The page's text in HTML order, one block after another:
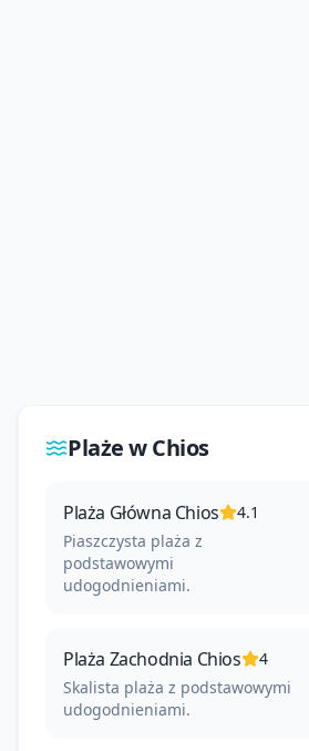
Plaże wChios
Plaża Główna Chios
4.1
Piaszczysta plaża z
podstawowymi
udogodnieniami.
Plaża Zachodnia Chios
4
Skalista plaża z podstawowymi
udogodnieniami.